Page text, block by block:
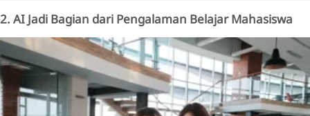
2. AI Jadi Bagian dari Pengalaman Belajar Mahasiswa